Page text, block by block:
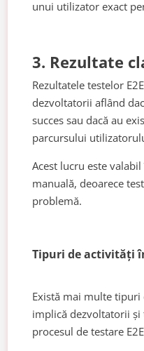
unui utilizator exact
3. Rezultate
Rezultatele testelor
dezvoltatorii aflând
succes sau dacă au
parcursului
Acest lucru este
manuală, deoarece
problemă.
Tipuri de activități
Există mai multe tipuri
implică dezvoltatorii
procesul de testare